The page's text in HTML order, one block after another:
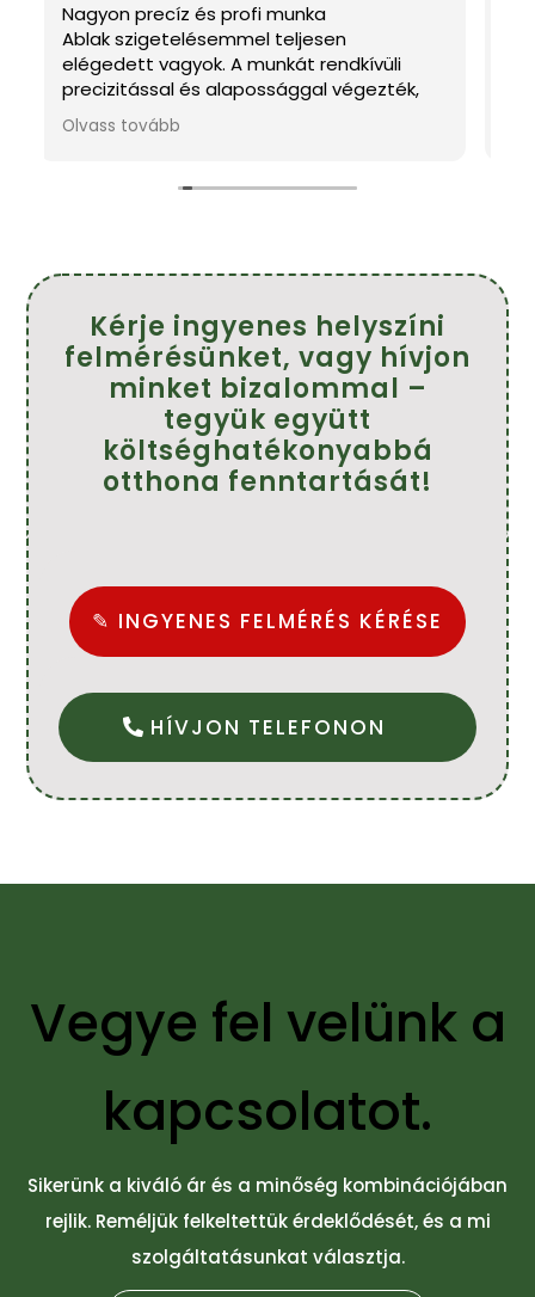
is
Nagyszerű szakértelem és kedvesség
Én nagyon örülök,hogy rátaláltam erre a
cégre.
A felmérést végző fiatal ember igazán
kedves és mindenben tanácsot adott.A
szakemberek pontosak,kedvesek és
Köszönöm szépen.
Olvass tovább
Kérje ingyenes helyszíni
felmérésünket, vagy hívjon
minket bizalommal –
tegyük együtt
költséghatékonyabbá
otthona fenntartását!
✎ INGYENES FELMÉRÉS KÉRÉSE
HÍVJON TELEFONON
Vegye fel velünk a
kapcsolatot.
Sikerünk a kiváló ár és a minőség kombinációjában
rejlik. Reméljük felkeltettük érdeklődését, és a mi
szolgáltatásunkat választja.